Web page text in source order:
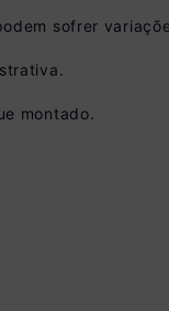
sofrer
montado.